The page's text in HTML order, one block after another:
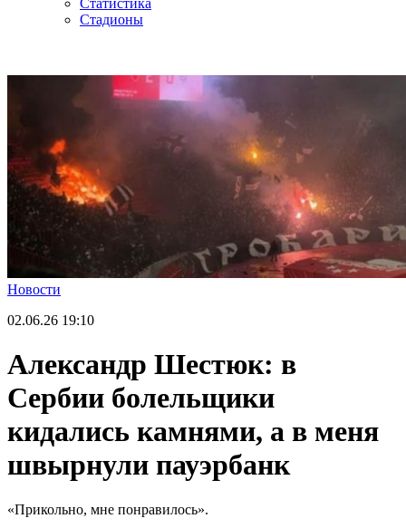
Статистика
Стадионы
Новости
02.06.26 19:10
Александр Шестюк: в
Сербии болельщики
кидались камнями, а в меня
швырнули пауэрбанк
«Прикольно, мне понравилось».